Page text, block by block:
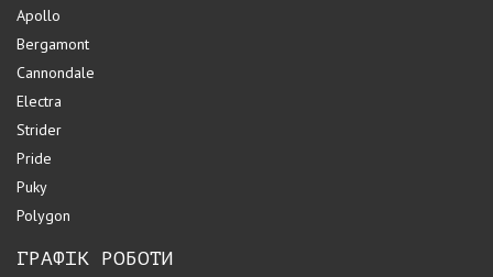
Apollo
Bergamont
Cannondale
Electra
Strider
Pride
Puky
Polygon
ГРАФІК РОБОТИ